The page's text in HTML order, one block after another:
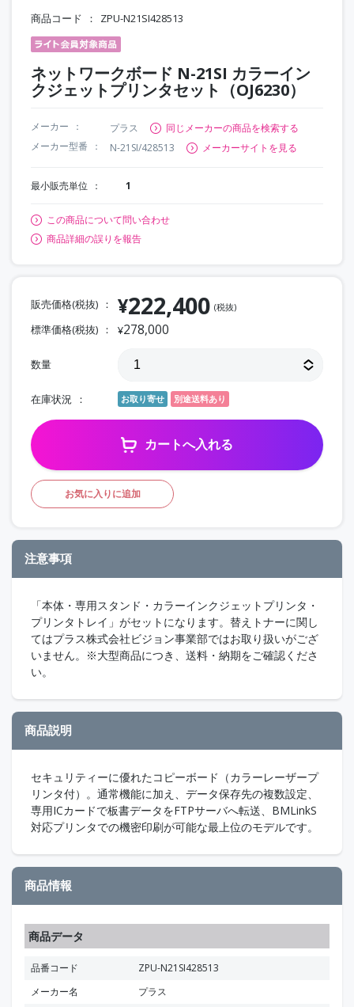
商品コード ZPU-N21SI428513
ネットワークボード N-21SI カラーイン
クジェットプリンタセット（OJ6230）
メーカー プラス
同じメーカーの商品を検索する
メーカー型番
N-21SI/428513 メーカーサイトを見る
最小販売単位 1
この商品について問い合わせ
商品詳細の誤りを報告
販売価格(税抜) ¥222,400 (税抜)
標準価格(税抜) ¥278,000
数量
在庫状況 お取り寄せ 別途送料あり
カートへ入れる
お気に入りに追加
注意事項
「本体・専用スタンド・カラーインクジェットプリンタ・
プリンタトレイ」がセットになります。替えトナーに関し
てはプラス株式会社ビジョン事業部ではお取り扱いがござ
いません。※大型商品につき、送料・納期をご確認くださ
い。
商品説明
セキュリティーに優れたコピーボード（カラーレーザープ
リンタ付）。通常機能に加え、データ保存先の複数設定、
専用ICカードで板書データをFTPサーバへ転送、BMLinkS
対応プリンタでの機密印刷が可能な最上位のモデルです。
商品情報
商品データ
品番コード
ZPU-N21SI428513
メーカー名
プラス